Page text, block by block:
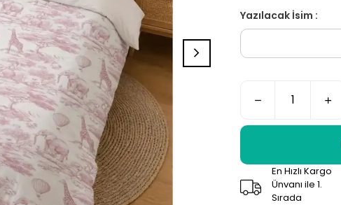
Yazılacak İsim :
En Hızlı Kargo
Ünvanı ile 1.
Sırada